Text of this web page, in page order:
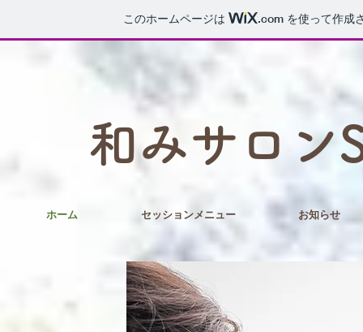
このホームページは .com を使って作成
和みサロン
ホーム セッションメニュー お知らせ